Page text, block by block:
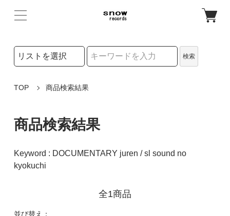
検索リストの選択
検索
TOP 商品検索結果
商品検索結果
Keyword : DOCUMENTARY juren / sl sound no
kyokuchi
全1商品
並び替え：